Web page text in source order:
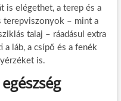
is elégethet, a terep és a
terepviszonyok – mint a
talaj – ráadásul extra
láb, a csípő és a fenék
is.